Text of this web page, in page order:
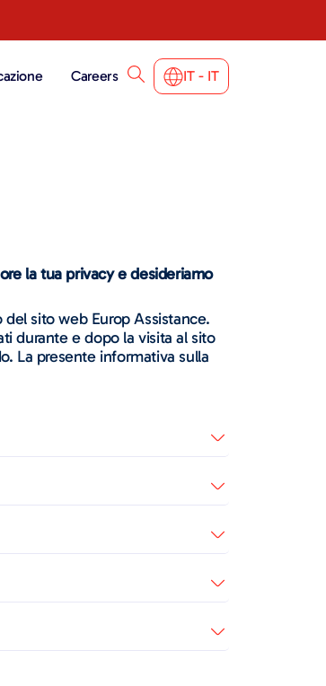
Careers IT - IT
la tua privacy e desideriamo
sito web Europ Assistance.
durante e dopo la visita al sito
La presente informativa sulla